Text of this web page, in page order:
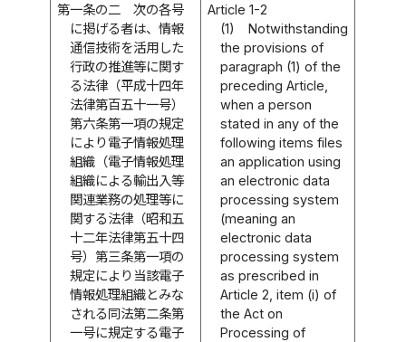
第一条の二
次の各号
に掲げる者は、情報
通信技術を活用した
行政の推進等に関す
る法律（平成十四年
法律第百五十一号）
第六条第一項の規定
により電子情報処理
組織（電子情報処理
組織による輸出入等
関連業務の処理等に
関する法律（昭和五
十二年法律第五十四
号）第三条第一項の
規定により当該電子
情報処理組織とみな
される同法第二条第
一号に規定する電子
Article 1-2
(1)
Notwithstanding
the provisions of
paragraph (1) of the
preceding Article,
when a person
stated in any of the
following items files
an application using
an electronic data
processing system
(meaning an
electronic data
processing system
as prescribed in
Article 2, item (i) of
the Act on
Processing of